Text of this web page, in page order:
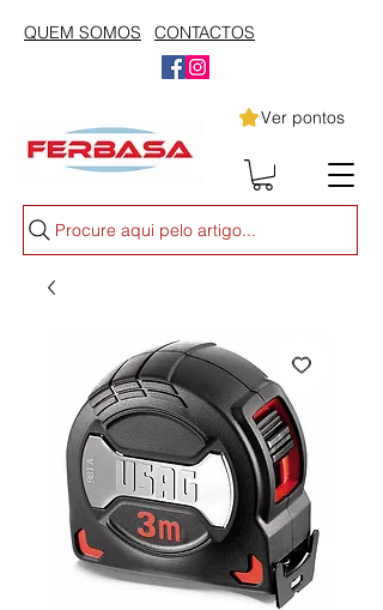
QUEM SOMOS CONTACTOS
Ver pontos
Procure aqui pelo artigo...